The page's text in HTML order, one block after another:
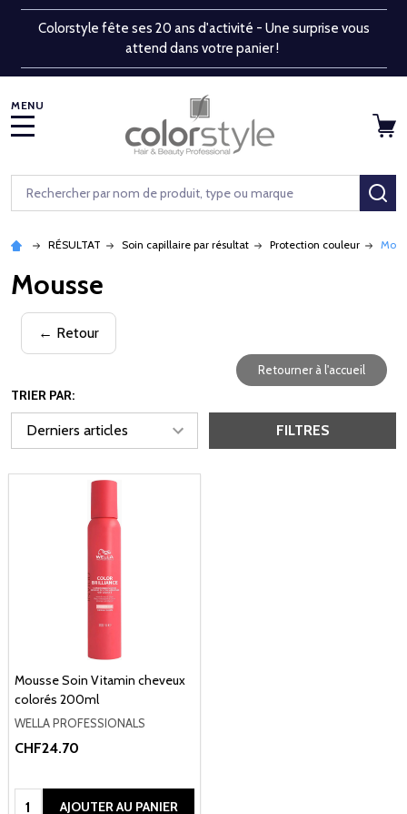
Colorstyle fête ses 20 ans d'activité - Une surprise vous
attend dans votre panier !
Rechercher
RÉSULTAT Soin capillaire par résultat Protection couleur
Mousse
← Retour
Retourner à l'accueil
TRIER PAR:
FILTRES
Mousse Soin Vitamin cheveux
colorés 200ml
WELLA PROFESSIONALS
CHF24.70
Quantité:AJOUTER AU PANIER